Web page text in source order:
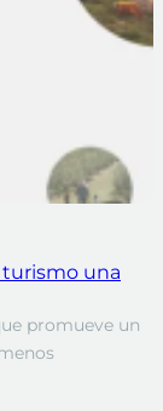
turismo una
promueve un